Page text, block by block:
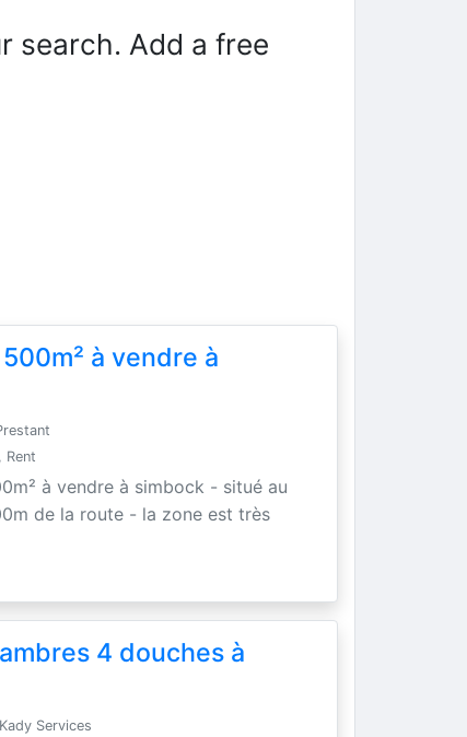
search. Add a free
à vendre à
Rent
à vendre à simbock - situé au
de la route - la zone est très
4 douches à
Services